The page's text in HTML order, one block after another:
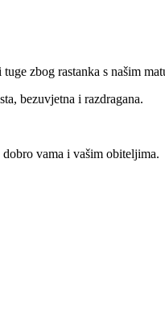
zbog rastanka s našim
bezuvjetna i razdragana.
vama i vašim obiteljima.